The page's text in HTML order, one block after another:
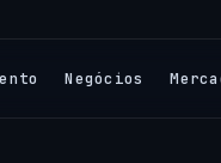
Negócios